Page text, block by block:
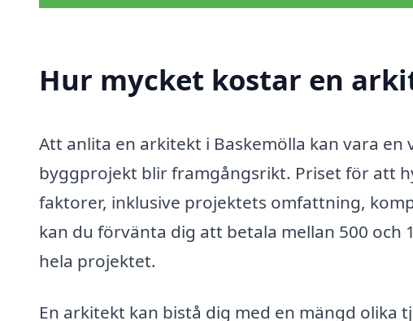
Hur mycket kostar en
Att anlita en arkitekt i Baskemölla kan vara
byggprojekt blir framgångsrikt. Priset för att
faktorer, inklusive projektets omfattning,
kan du förvänta dig att betala mellan 500 och
hela projektet.
En arkitekt kan bistå dig med en mängd olika